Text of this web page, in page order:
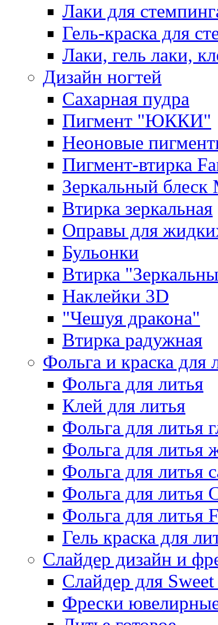
Лаки для
Гель-краска для
Лаки, гель лаки,
Дизайн ногтей
Сахарная пудра
Пигмент "ЮККИ"
Неоновые
Пигмент-втирка
Зеркальный блеск
Втирка зеркальная
Оправы для
Бульонки
Втирка
Наклейки 3D
"Чешуя дракона"
Втирка радужная
Фольга и краска для
Фольга для литья
Клей для литья
Фольга для литья
Фольга для литья
Фольга для литья
Фольга для литья
Фольга для литья
Гель краска для
Слайдер дизайн и
Слайдер для
Фрески